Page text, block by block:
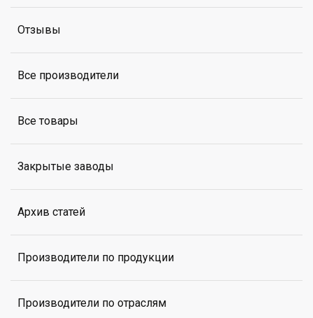
Отзывы
Все производители
Все товары
Закрытые заводы
Архив статей
Производители по продукции
Производители по отраслям